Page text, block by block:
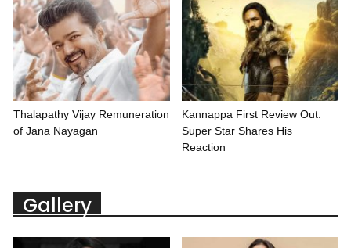
Thalapathy Vijay Remuneration
of Jana Nayagan
Kannappa First Review Out:
Super Star Shares His
Reaction
Gallery